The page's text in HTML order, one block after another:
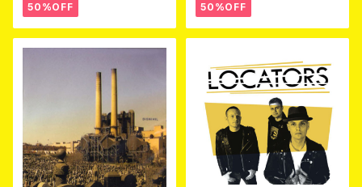
50%OFF 50%OFF